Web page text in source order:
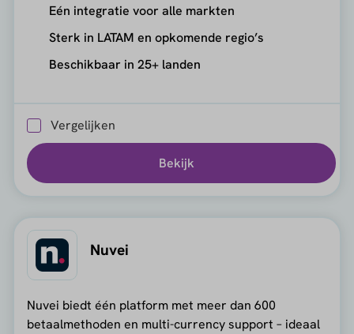
Eén integratie voor alle markten
Sterk in LATAM en opkomende regio’s
Beschikbaar in 25+ landen
Vergelijken
Bekijk
Nuvei
Nuvei biedt één platform met meer dan 600
betaalmethoden en multi-currency support – ideaal